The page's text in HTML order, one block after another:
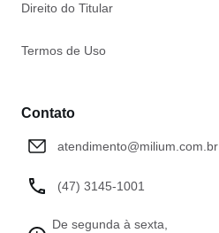
Direito do Titular
Termos de Uso
Contato
atendimento@milium.com.br
(47) 3145-1001
De segunda à sexta,